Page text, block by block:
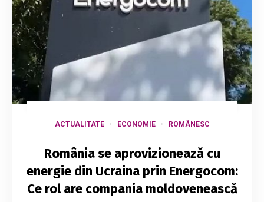
ACTUALITATE ECONOMIE ROMÂNESC
România se aprovizionează cu
energie din Ucraina prin Energocom:
Ce rol are compania moldovenească